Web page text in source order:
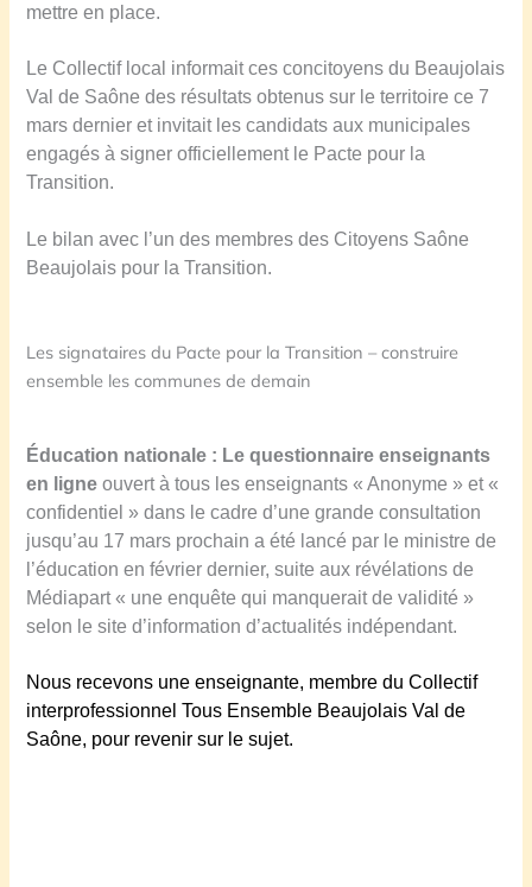
mettre en place.
Le Collectif local informait ces concitoyens du Beaujolais
Val de Saône des résultats obtenussur le territoirece 7
mars dernier et invitait les candidats aux municipales
engagés à signer officiellement le Pacte pour la
Transition.
Le bilan avec l’un des membres des Citoyens Saône
Beaujolais pour la Transition.
Les signataires du Pacte pour la Transition – construire
ensemble les communes de demain
Éducation nationale : Le questionnaire enseignants
en ligne ouvert à tous les enseignants « Anonyme » et «
confidentiel » dans le cadre d’une grande consultation
jusqu’au 17 mars prochain a été lancé par le ministre de
l’éducation en février dernier, suite aux révélations de
Médiapart « une enquête qui manquerait de validité »
selon le site d’information d’actualités indépendant.
Nous recevons une enseignante, membre du Collectif
interprofessionnel Tous Ensemble Beaujolais Val de
Saône, pour revenir sur le sujet.